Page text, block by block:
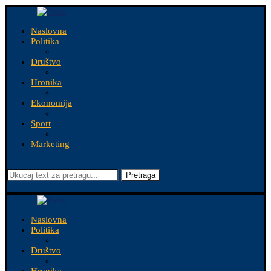
Naslovna
Politika
Društvo
Hronika
Ekonomija
Sport
Marketing
Pretraga
Naslovna
Politika
Društvo